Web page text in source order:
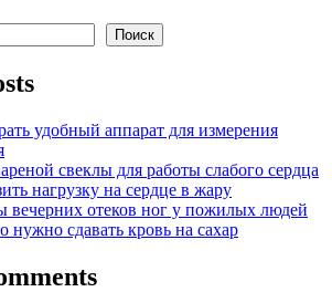
Поиск
удобный аппарат для измерения
свеклы для работы слабого сердца
нагрузку на сердце в жару
вечерних отеков ног у пожилых людей
нужно сдавать кровь на сахар